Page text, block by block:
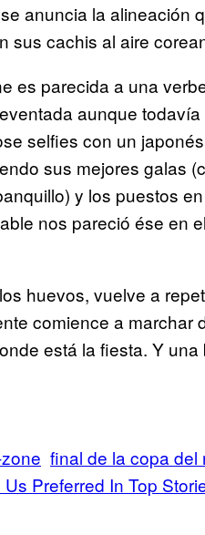
anuncia la alineación
sus cachis al aire
es parecida a una
aunque
selfies con un
sus mejores galas
y los puestos
nos pareció ése en
huevos, vuelve a
comience a marchar
está la fiesta. Y
final de la copa del
Us Preferred In Top